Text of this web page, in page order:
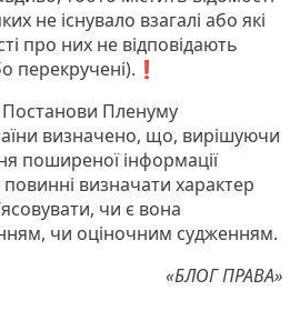
не існувало взагалі або які
про них не відповідають
перекручені).❗️
Постанови Пленуму
визначено, що, вирішуючи
поширеної інформації
визначати характер
чи є вона
чи оціночним судженням.
«БЛОГ ПРАВА»